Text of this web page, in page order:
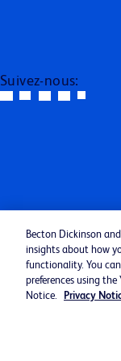
Suivez-nous:
Becton Dickinson
insights about how
functionality. You
preferences using
Notice.
Privacy